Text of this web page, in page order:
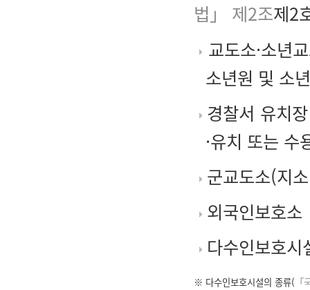
법」 제2조제2
교도소·소년
소년원 및 소
경찰서 유치
·유치 또는 수
군교도소(지
외국인보호소
다수인보호시
※ 다수인보호시설의 종류(